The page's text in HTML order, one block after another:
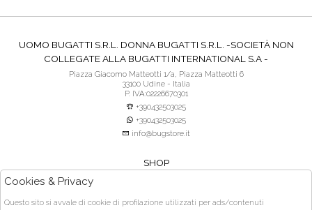
UOMO BUGATTI S.R.L. DONNA BUGATTI S.R.L. -SOCIETÀ NON
COLLEGATE ALLA BUGATTI INTERNATIONAL S.A -
Piazza Giacomo Matteotti 1/a, Piazza Matteotti 6
33100 Udine - Italia
P. IVA:02226670301
+390432503025
+390432503025
info@bugstore.it
SHOP
ACQUISTO SICURO
Cookies & Privacy
Questo sito si avvale di cookie di profilazione utilizzati per ads/contenuti